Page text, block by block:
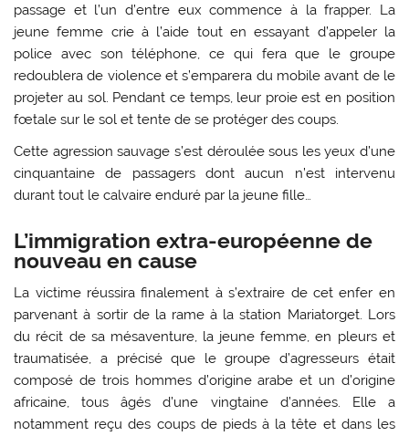
passage et l’un d’entre eux commence à la frapper. La
jeune femme crie à l’aide tout en essayant d’appeler la
police avec son téléphone, ce qui fera que le groupe
redoublera de violence et s’emparera du mobile avant de le
projeter au sol. Pendant ce temps, leur proie est en position
fœtale sur le sol et tente de se protéger des coups.
Cette agression sauvage s’est déroulée sous les yeux d’une
cinquantaine de passagers dont aucun n’est intervenu
durant tout le calvaire enduré par la jeune fille…
L’immigration extra-européenne de
nouveau en cause
La victime réussira finalement à s’extraire de cet enfer en
parvenant à sortir de la rame à la station Mariatorget. Lors
du récit de sa mésaventure, la jeune femme, en pleurs et
traumatisée, a précisé que le groupe d’agresseurs était
composé de trois hommes d’origine arabe et un d’origine
africaine, tous âgés d’une vingtaine d’années. Elle a
notamment reçu des coups de pieds à la tête et dans les